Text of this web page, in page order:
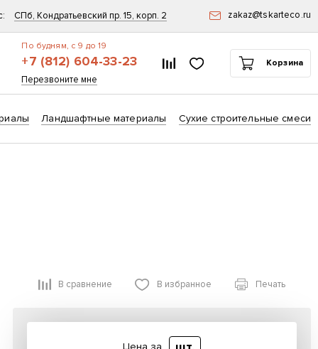
СПб, Кондратьевский пр. 15, корп. 2 zakaz@tskarteco.ru
По будням, с 9 до 19
+7 (812) 604-33-23
Перезвоните мне
Список сравнения
Избранное Корзина
Ландшафтные материалы Сухие строительные смеси
В сравнение В избранное Печать
Цена за